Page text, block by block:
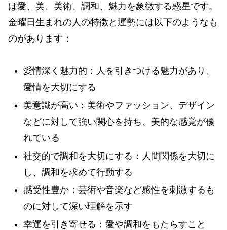
は愛、美、美術、調和、魅力を象徴する惑星です。
金曜日生まれの人の特徴と運勢には以下のようなも
のがあります：
愛情深く魅力的：人を引きつける魅力があり、
愛情を大切にする
美意識が高い：美術やファッション、デザイン
などに対して強い関心を持ち、美的な感覚が優
れている
社交的で調和を大切にする：人間関係を大切に
し、調和を求めて行動する
感受性豊か：芸術や音楽など感性を刺激するも
のに対して深い理解を示す
幸運を引き寄せる：愛や調和をもたらすこと